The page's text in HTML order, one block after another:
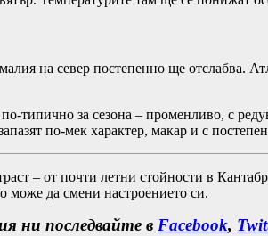
на север постепенно ще отслабва.
типично за сезона – променливо, с
по-мек характер, макар и с
– от почти летни стойности в
може да смени настроението си.
ни последвайте в Facebook,